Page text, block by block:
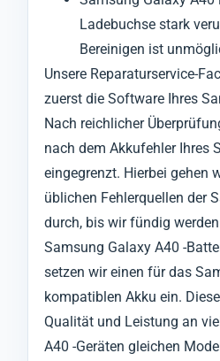
Ladebuchse stark
Bereinigen ist
Unsere Reparaturservice-
zuerst die Software Ihres
Nach reichlicher
nach dem Akkufehler Ihres
eingegrenzt. Hierbei gehen
üblichen Fehlerquellen der
durch, bis wir fündig
Samsung Galaxy A40 -
setzen wir einen für das
kompatiblen Akku ein.
Qualität und Leistung an
A40 -Geräten gleichen